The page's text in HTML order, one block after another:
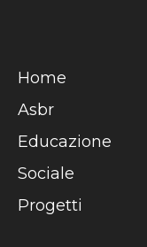
Home
Asbr
Educazione
Sociale
Progetti